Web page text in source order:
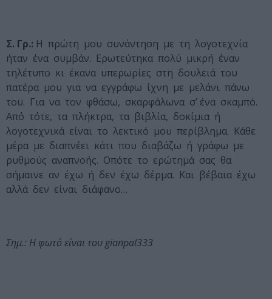
Σ. Γρ.: Η πρώτη μου συνάντηση με τη λογοτεχνία
ήταν ένα συμβάν. Ερωτεύτηκα πολύ μικρή έναν
τηλέτυπο κι έκανα υπερωρίες στη δουλειά του
πατέρα μου για να εγγράφω ίχνη με μελάνι πάνω
του. Για να τον φθάσω, σκαρφάλωνα σ’ ένα σκαμπό.
Από τότε, τα πλήκτρα, τα βιβλία, δοκίμια ή
λογοτεχνικά είναι το λεκτικό μου περίβλημα. Κάθε
μέρα με διαπνέει κάτι που διαβάζω ή γράφω με
ρυθμούς αναπνοής. Οπότε το ερώτημά σας θα
σήμαινε αν έχω ή δεν έχω δέρμα. Και βέβαια έχω
αλλά δεν είναι διάφανο…
Σημ.: Η φωτό είναι του gianpal333